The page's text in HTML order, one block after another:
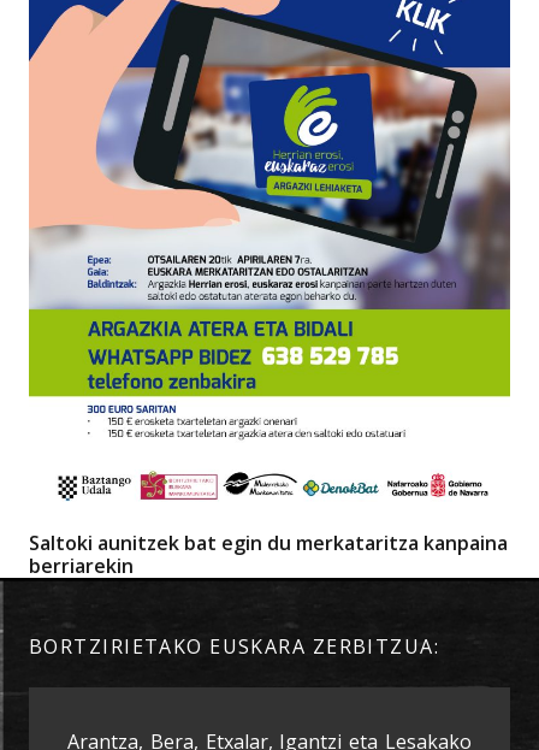
Saltoki aunitzek bat egin du merkataritza kanpaina
berriarekin
BORTZIRIETAKO EUSKARA ZERBITZUA:
Arantza, Bera, Etxalar, Igantzi eta Lesakako